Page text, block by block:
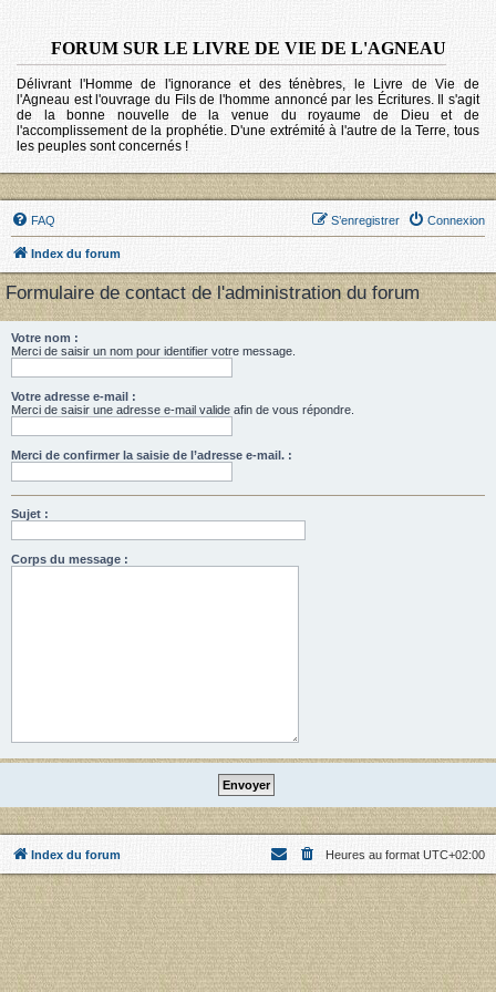
FORUM SUR LE LIVRE DE VIE DE L'AGNEAU
Délivrant l'Homme de l'ignorance et des ténèbres, le Livre de Vie de
l'Agneau est l'ouvrage du Fils de l'homme annoncé par les Écritures. Il s'agit
de la bonne nouvelle de la venue du royaume de Dieu et de
l'accomplissement de la prophétie. D'une extrémité à l'autre de la Terre, tous
les peuples sont concernés !
FAQ Connexion
S’enregistrer
Index du forum
Formulaire de contact de l'administration du forum
Votre nom :
Merci de saisir un nom pour identifier votre message.
Votre adresse e-mail :
Merci de saisir une adresse e-mail valide afin de vous répondre.
Merci de confirmer la saisie de l’adresse e-mail. :
Sujet :
Corps du message :
Index du forum Heures au format UTC+02:00